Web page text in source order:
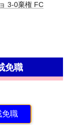
3-0棄権 FC
免職
免職